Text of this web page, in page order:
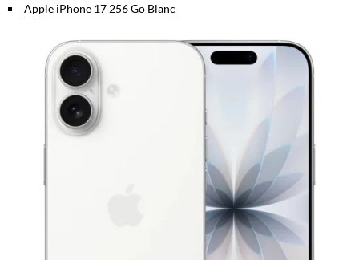
Apple iPhone 17 256 Go Blanc